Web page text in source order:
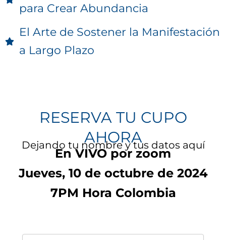
para Crear Abundancia
El Arte de Sostener la Manifestación
a Largo Plazo
RESERVA TU CUPO
AHORA
Dejando tu nombre y tus datos aquí
En VIVO por zoom
Jueves, 10 de octubre de 2024
7PM Hora Colombia